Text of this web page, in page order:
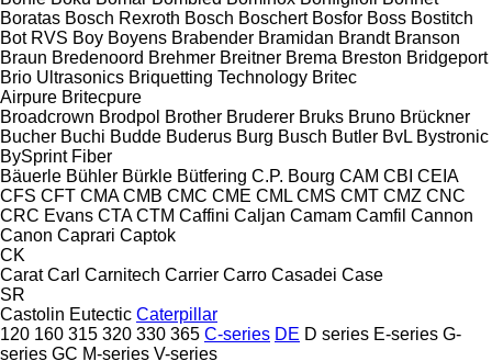
Boratas Bosch Rexroth Bosch Boschert Bosfor Boss Bostitch
Bot RVS Boy Boyens Brabender Bramidan Brandt Branson
Braun Bredenoord Brehmer Breitner Brema Breston Bridgeport
Brio Ultrasonics Briquetting Technology Britec
Airpure Britecpure
Broadcrown Brodpol Brother Bruderer Bruks Bruno Brückner
Bucher Buchi Budde Buderus Burg Busch Butler BvL Bystronic
BySprint Fiber
Bäuerle Bühler Bürkle Bütfering C.P. Bourg CAM CBI CEIA
CFS CFT CMA CMB CMC CME CML CMS CMT CMZ CNC
CRC Evans CTA CTM Caffini Caljan Camam Camfil Cannon
Canon Caprari Captok
CK
Carat Carl Carnitech Carrier Carro Casadei Case
SR
Castolin Eutectic Caterpillar
120 160 315 320 330 365 C-series DE D series E-series G-
series GC M-series V-series